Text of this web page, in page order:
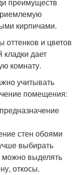
преимуществ
кирпичами.
и цветов
дает
комнату.
учитывать
помещения:
стен обоями
выбирать
выделять
откосы.